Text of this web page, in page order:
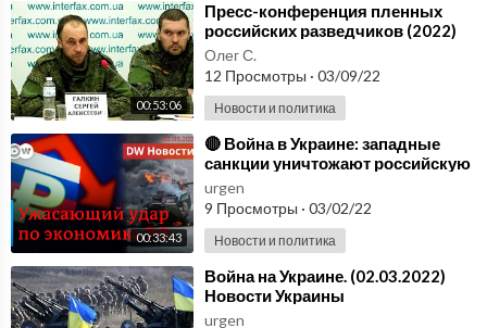
00:53:06
⁣Пресс-конференция пленных
российских разведчиков (2022)
Новости Украины
Олег С.
12 Просмотры · 03/09/22
Новости и политика
00:33:43
⁣🔴 Война в Украине: западные
санкции уничтожают российскую
экономику. DW Новости
(02.03.2022)
urgen
9 Просмотры · 03/02/22
Новости и политика
⁣Война на Украине. (02.03.2022)
Новости Украины
urgen